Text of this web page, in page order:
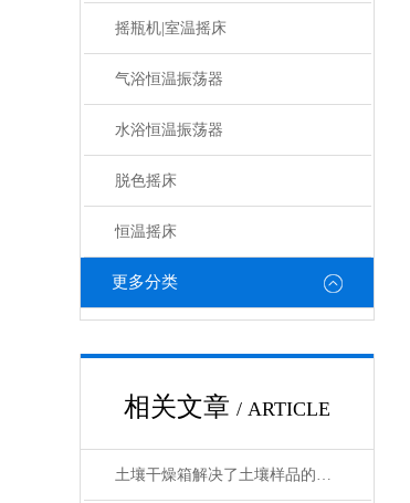
摇瓶机|室温摇床
气浴恒温振荡器
水浴恒温振荡器
脱色摇床
恒温摇床
更多分类
相关文章 / ARTICLE
土壤干燥箱解决了土壤样品的制备工作效率底的问题